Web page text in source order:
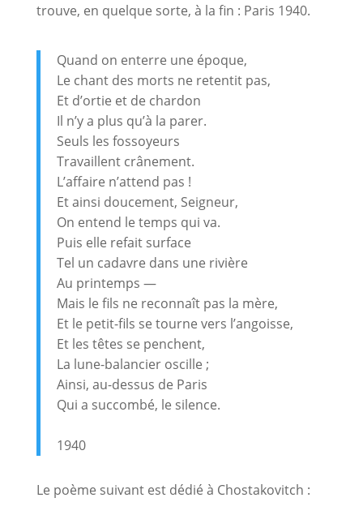
trouve, en quelque sorte, à la fin : Paris 1940.
Quand on enterre une époque,
Le chant des morts ne retentit pas,
Et d’ortie et de chardon
Il n’y a plus qu’à la parer.
Seuls les fossoyeurs
Travaillent crânement.
L’affaire n’attend pas !
Et ainsi doucement, Seigneur,
On entend le temps qui va.
Puis elle refait surface
Tel un cadavre dans une rivière
Au printemps —
Mais le fils ne reconnaît pas la mère,
Et le petit-fils se tourne vers l’angoisse,
Et les têtes se penchent,
La lune-balancier oscille ;
Ainsi, au-dessus de Paris
Qui a succombé, le silence.
1940
Le poème suivant est dédié à Chostakovitch :